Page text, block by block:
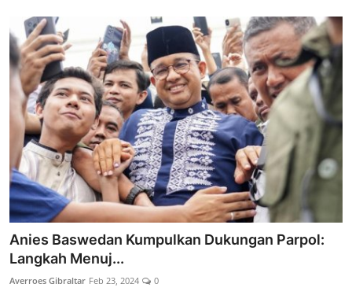
Anies Baswedan Kumpulkan Dukungan Parpol:
Langkah Menuj...
Averroes Gibraltar Feb 23, 2024 0